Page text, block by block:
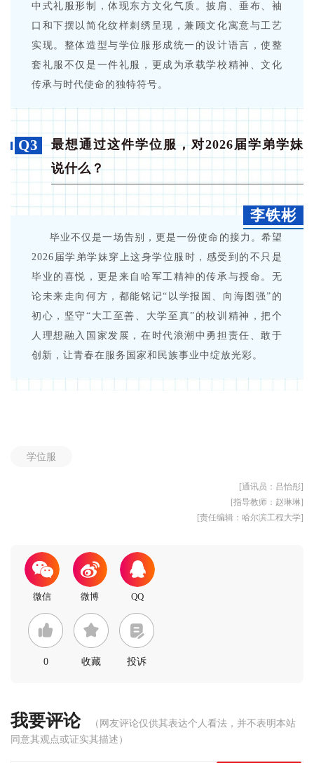
中式礼服形制，体现东方文化气质。披肩、垂布、袖
口和下摆以简化纹样刺绣呈现，兼顾文化寓意与工艺
实现。整体造型与学位服形成统一的设计语言，使整
套礼服不仅是一件礼服，更成为承载学校精神、文化
传承与时代使命的独特符号。
Q3
最想通过这件学位服，对2026届学弟学妹
说什么？
李铁彬
毕业不仅是一场告别，更是一份使命的接力。希望
2026届学弟学妹穿上这身学位服时，感受到的不只是
毕业的喜悦，更是来自哈军工精神的传承与授命。无
论未来走向何方，都能铭记“以学报国、向海图强”的
初心，坚守“大工至善、大学至真”的校训精神，把个
人理想融入国家发展，在时代浪潮中勇担责任、敢于
创新，让青春在服务国家和民族事业中绽放光彩。
学位服
[通讯员：吕怡彤]
[指导教师：赵琳琳]
[责任编辑：哈尔滨工程大学]
0 收藏 投诉
我要评论
（网友评论仅供其表达个人看法，并不表明本站
同意其观点或证实其描述）